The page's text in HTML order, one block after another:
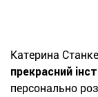
Катерина
прекрасний
персонально